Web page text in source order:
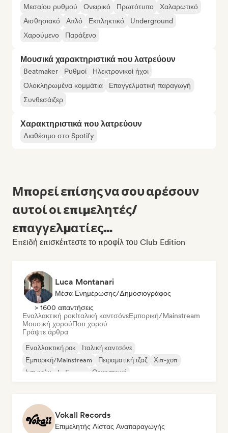
Μεσαίου ρυθμού Ονειρικό Πρωτότυπο
Χαλαρωτικό
Αισθησιακό
Απλό Εκπληκτικό
Underground
Χαρούμενο
Παράξενο
Μουσικά χαρακτηριστικά που λατρεύουν
Beatmaker Ρυθμοί
Ηλεκτρονικοί ήχοι
Ολοκληρωμένα κομμάτια
Επαγγελματική παραγωγή
Συνθεσάιζερ
Χαρακτηριστικά που λατρεύουν
Διαθέσιμο στο Spotify
Μπορεί επίσης να σου αρέσουν
αυτοί οι επιμελητές/
επαγγελματίες...
Επειδή επισκέπτεστε το προφίλ του Club Edition
Luca Montanari
Μέσα Ενημέρωσης/Δημοσιογράφος
> 1600 απαντήσεις
Εναλλακτική ροκΙταλική καντσόνεΕμπορική/Mainstream
Μουσική χορούΠοπ χορού
Γράψτε άρθρα
Εναλλακτική ροκ
Ιταλική καντσόνε
Εμπορική/Mainstream
Πειραματική τζαζ
Χιπ-χοπ
Ιντι φολκ
Indie pop Ορχηστρική
Vokall Records
Επιμελητής Λίστας Αναπαραγωγής